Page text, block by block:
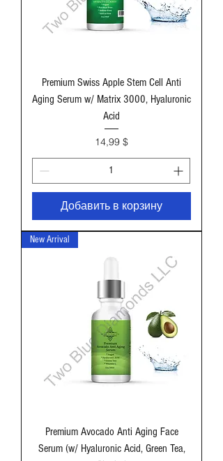
Premium Swiss Apple Stem Cell Anti
Aging Serum w/ Matrix 3000, Hyaluronic
Acid
Цена
14,99 $
Добавить в корзину
New Arrival
Premium Avocado Anti Aging Face
Serum (w/ Hyaluronic Acid, Green Tea,